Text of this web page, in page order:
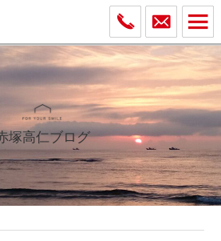
塚高仁ブログ